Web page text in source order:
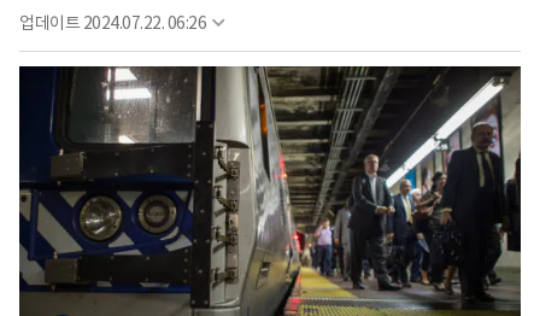
업데이트 2024.07.22. 06:26